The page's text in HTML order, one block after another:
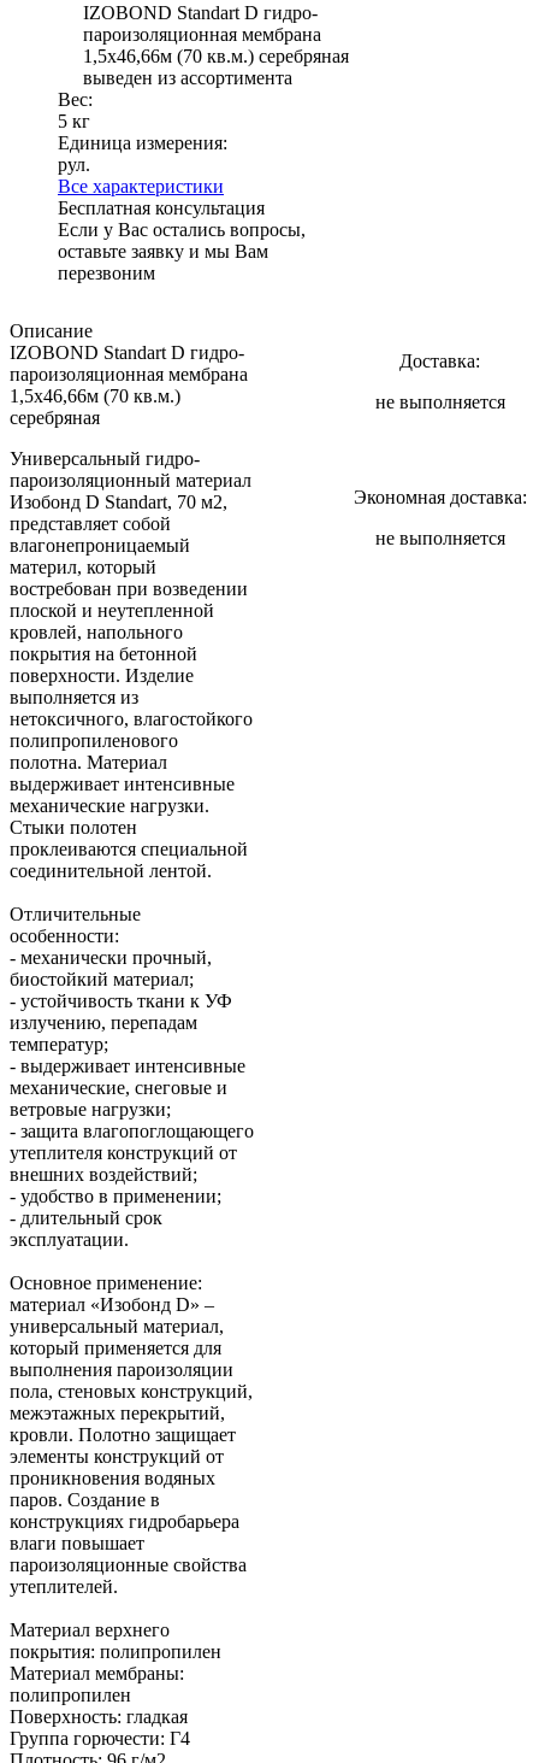
IZOBOND Standart D гидро-
пароизоляционная мембрана
1,5х46,66м (70 кв.м.) серебряная
выведен из ассортимента
Вес:
5 кг
Единица измерения:
рул.
Все характеристики
Бесплатная консультация
Если у Вас остались вопросы,
оставьте заявку и мы Вам
перезвоним
Доставка:
не выполняется
Экономная доставка:
не выполняется
Описание
IZOBOND Standart D гидро-
пароизоляционная мембрана
1,5х46,66м (70 кв.м.)
серебряная
Универсальный гидро-
пароизоляционный материал
Изобонд D Standart, 70 м2,
представляет собой
влагонепроницаемый
материл, который
востребован при возведении
плоской и неутепленной
кровлей, напольного
покрытия на бетонной
поверхности. Изделие
выполняется из
нетоксичного, влагостойкого
полипропиленового
полотна. Материал
выдерживает интенсивные
механические нагрузки.
Стыки полотен
проклеиваются специальной
соединительной лентой.
Отличительные
особенности:
- механически прочный,
биостойкий материал;
- устойчивость ткани к УФ
излучению, перепадам
температур;
- выдерживает интенсивные
механические, снеговые и
ветровые нагрузки;
- защита влагопоглощающего
утеплителя конструкций от
внешних воздействий;
- удобство в применении;
- длительный срок
эксплуатации.
Основное применение:
материал «Изобонд D» –
универсальный материал,
который применяется для
выполнения пароизоляции
пола, стеновых конструкций,
межэтажных перекрытий,
кровли. Полотно защищает
элементы конструкций от
проникновения водяных
паров. Создание в
конструкциях гидробарьера
влаги повышает
пароизоляционные свойства
утеплителей.
Материал верхнего
покрытия: полипропилен
Материал мембраны:
полипропилен
Поверхность: гладкая
Группа горючести: Г4